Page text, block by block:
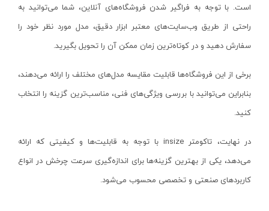
میز صلیبی-سینوسی
متر لیزری
تراز دستی
پایه میکرومتر
چرخ متر
رفرنس یاب
ایمکس
بکس - BEX
نیرو کابل زاگرس - Zagros cable power
میرا - Mira
اس پی _ SP
وینر_WINNER
ایران گرولایت - Iran Growlight
است. با توجه به فراگیر شدن فروشگاه‌های آنلاین، شما می‌توانید به
راحتی از طریق وب‌سایت‌های معتبر ابزار دقیق، مدل مورد نظر خود را
سفارش دهید و در کوتاه‌ترین زمان ممکن آن را تحویل بگیرید.
برخی از این فروشگاه‌ها قابلیت مقایسه مدل‌های مختلف را ارائه می‌دهند،
بنابراین می‌توانید با بررسی ویژگی‌های فنی، مناسب‌ترین گزینه را انتخاب
کنید.
در نهایت، تاکومتر insize با توجه به قابلیت‌ها و کیفیتی که ارائه
می‌دهد، یکی از بهترین گزینه‌ها برای اندازه‌گیری سرعت چرخش در انواع
کاربردهای صنعتی و تخصصی محسوب می‌شود.